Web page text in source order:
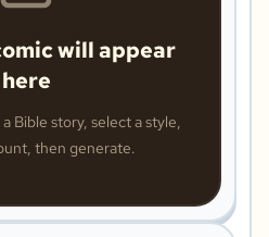
will appear
here
Bible story, select a style,
then generate.